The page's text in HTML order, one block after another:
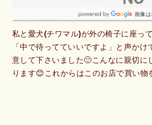
画像は
私と愛犬(チワマル)が外の椅子に座っ
「中で待ってていいですよ」と声か
意して下さいました🙂こんなに親切に
ります😊これからはこのお店で買い